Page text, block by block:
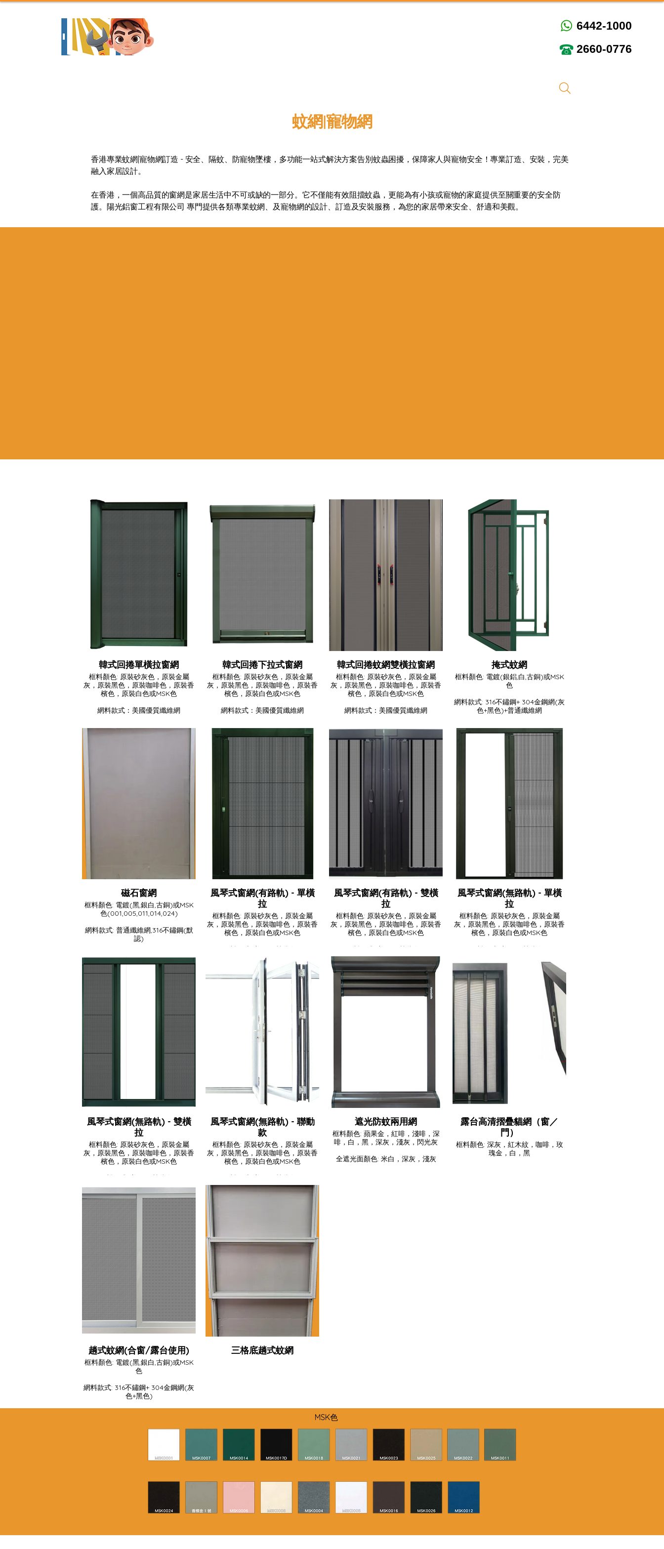
6442-1000
6442-1000
2660-0776
2660-0776
蚊網|寵物網
香港專業蚊網|寵物網訂造 - 安全、隔蚊、防寵物墜樓，多功能一站式解決方案告別蚊蟲困擾，保障家人與寵物安全！專業訂造、安裝，完美
融入家居設計。
在香港，一個高品質的窗網是家居生活中不可或缺的一部分。它不僅能有效阻擋蚊蟲，更能為有小孩或寵物的家庭提供至關重要的安全防
護。陽光鋁窗工程有限公司 專門提供各類專業蚊網、及寵物網的設計、訂造及安裝服務，為您的家居帶來安全、舒適和美觀。
韓式回捲單橫拉窗網
框料顏色: 原裝砂灰色，原裝金屬
灰，原裝黑色，原裝咖啡色，原裝香
檳色，原裝白色或MSK色
網料款式：美國優質纖維網
韓式回捲下拉式窗網
框料顏色: 原裝砂灰色，原裝金屬
灰，原裝黑色，原裝咖啡色，原裝香
檳色，原裝白色或MSK色
網料款式：美國優質纖維網
韓式回捲蚊網雙橫拉窗網
框料顏色: 原裝砂灰色，原裝金屬
灰，原裝黑色，原裝咖啡色，原裝香
檳色，原裝白色或MSK色
網料款式：美國優質纖維網
掩式蚊網
框料顏色: 電鍍(銀鋁,白,古銅)或MSK
色
網料款式: 316不鏽鋼+ 304金鋼網(灰
色+黑色)+普通纖維網
磁石窗網
框料顏色: 電鍍(黑,銀白,古銅)或MSK
色(001,005,011,014,024)
網料款式: 普通纖維網,316不鏽鋼(默
認)
風琴式窗網(有路軌) - 單橫
拉
框料顏色: 原裝砂灰色，原裝金屬
灰，原裝黑色，原裝咖啡色，原裝香
檳色，原裝白色或MSK色
風琴式窗網(有路軌) - 雙橫
拉
框料顏色: 原裝砂灰色，原裝金屬
灰，原裝黑色，原裝咖啡色，原裝香
檳色，原裝白色或MSK色
風琴式窗網(無路軌) - 單橫
拉
框料顏色: 原裝砂灰色，原裝金屬
灰，原裝黑色，原裝咖啡色，原裝香
檳色，原裝白色或MSK色
風琴式窗網(無路軌) - 雙橫
拉
框料顏色: 原裝砂灰色，原裝金屬
灰，原裝黑色，原裝咖啡色，原裝香
檳色，原裝白色或MSK色
網料款式: 美國優質纖維網
風琴式窗網(無路軌) - 聯動
款
框料顏色: 原裝砂灰色，原裝金屬
灰，原裝黑色，原裝咖啡色，原裝香
檳色，原裝白色或MSK色
網料款式: 美國優質纖維網
遮光防蚊兩用網
框料顏色: 蘋果金，紅啡，淺啡，深
啡，白，黑，深灰，淺灰，閃光灰
全遮光面顏色: 米白，深灰，淺灰
露台高清摺疊貓網（窗／
門）
框料顏色: 深灰，紅木紋，咖啡，玫
瑰金，白，黑
趟式蚊網(合窗/露台使用)
框料顏色: 電鍍(黑,銀白,古銅)或MSK
色
網料款式: 316不鏽鋼+ 304金鋼網(灰
色+黑色)
三格底趟式蚊網
MSK色